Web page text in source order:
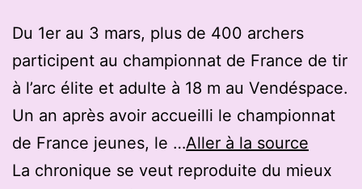
Du 1er au 3 mars, plus de 400 archers
participent au championnat de France de tir
à l’arc élite et adulte à 18 m au Vendéspace.
Un an après avoir accueilli le championnat
de France jeunes, le …Aller à la source
La chronique se veut reproduite du mieux